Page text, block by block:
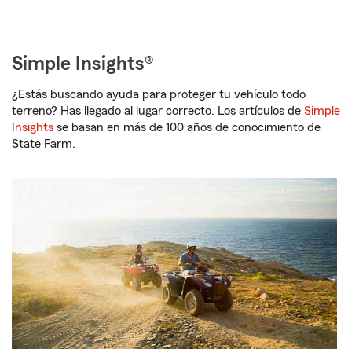
Simple Insights®
¿Estás buscando ayuda para proteger tu vehículo todo
terreno? Has llegado al lugar correcto. Los artículos de Simple
Insights se basan en más de 100 años de conocimiento de
State Farm.